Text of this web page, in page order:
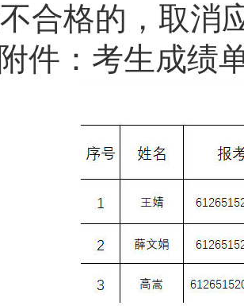
合格的，取消
附件：考生成绩